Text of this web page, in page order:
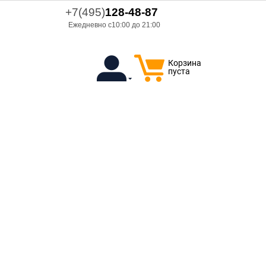
+7(495)128-48-87
Ежедневно с10:00 до 21:00
Корзина
пуста